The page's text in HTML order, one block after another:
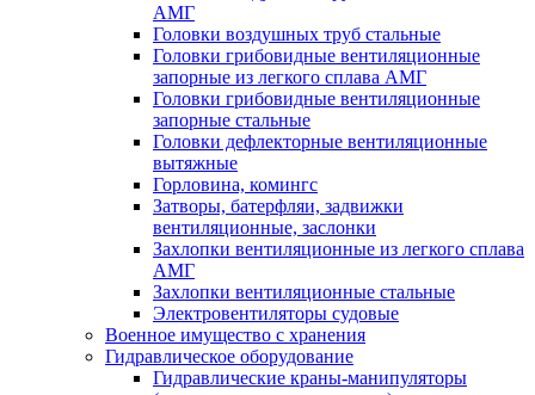
АМГ
Головки воздушных труб стальные
Головки грибовидные вентиляционные
запорные из легкого сплава АМГ
Головки грибовидные вентиляционные
запорные стальные
Головки дефлекторные вентиляционные
вытяжные
Горловина, комингс
Затворы, батерфляи, задвижки
вентиляционные, заслонки
Захлопки вентиляционные из легкого сплава
АМГ
Захлопки вентиляционные стальные
Электровентиляторы судовые
Военное имущество с хранения
Гидравлическое оборудование
Гидравлические краны-манипуляторы